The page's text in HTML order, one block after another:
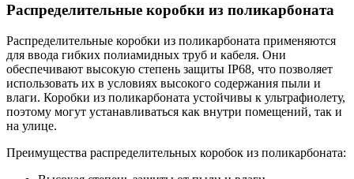
Распределительные коробки из поликарбоната
Распределительные коробки из поликарбоната применяются
для ввода гибких полиамидных труб и кабеля. Они
обеспечивают высокую степень защиты IP68, что позволяет
использовать их в условиях высокого содержания пыли и
влаги. Коробки из поликарбоната устойчивы к ультрафиолету,
поэтому могут устанавливаться как внутри помещений, так и
на улице.
Преимущества распределительных коробок из поликарбоната: